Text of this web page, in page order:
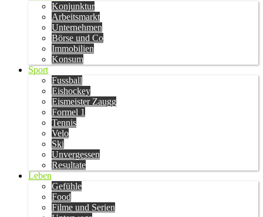
Konjunktur
Arbeitsmarkt
Unternehmen
Börse und Co
Immobilien
Konsum
Sport
Fussball
Eishockey
Eismeister Zaugg
Formel 1
Tennis
Velo
Ski
Unvergessen
Resultate
Leben
Gefühle
Food
Filme und Serien